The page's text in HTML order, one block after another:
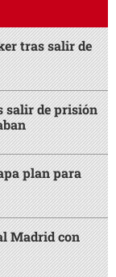
tras salir de
salir de prisión
plan para
Madrid con